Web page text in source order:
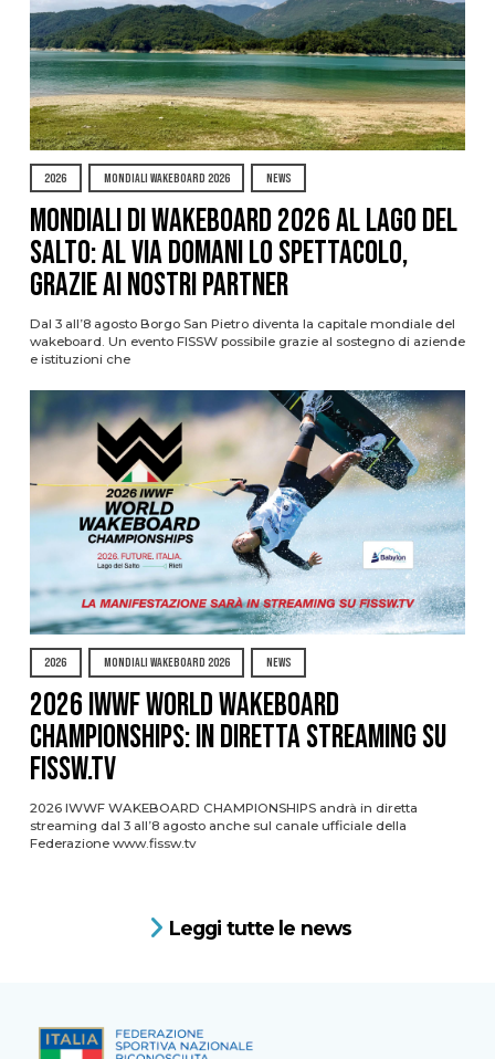
2026 MONDIALI WAKEBOARD 2026 NEWS
Mondiali di Wakeboard 2026 al Lago del
Salto: al via domani lo spettacolo,
grazie ai nostri Partner
Dal 3 all’8 agosto Borgo San Pietro diventa la capitale mondiale del
wakeboard. Un evento FISSW possibile grazie al sostegno di aziende
e istituzioni che
2026 MONDIALI WAKEBOARD 2026 NEWS
2026 IWWF WORLD WAKEBOARD
CHAMPIONSHIPS: IN DIRETTA STREAMING SU
FISSW.TV
2026 IWWF WAKEBOARD CHAMPIONSHIPS andrà in diretta
streaming dal 3 all’8 agosto anche sul canale ufficiale della
Federazione www.fissw.tv
Leggi tutte le news